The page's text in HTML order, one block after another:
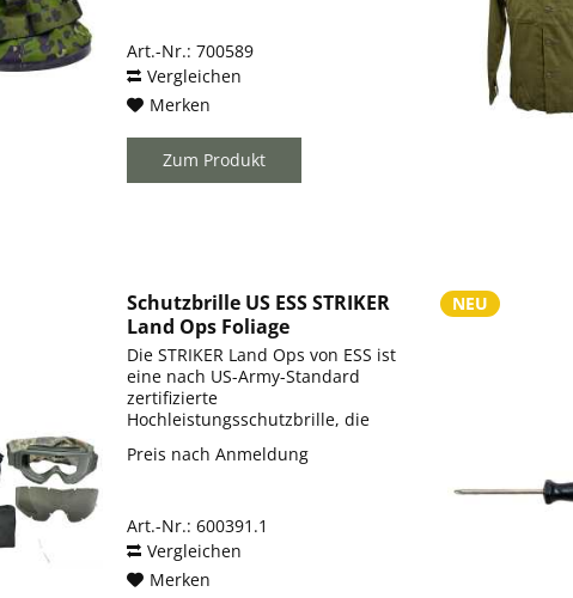
Art.-Nr.: 700589
Vergleichen
Merken
Zum Produkt
Schutzbrille US ESS STRIKER
Land Ops Foliage
Die STRIKER Land Ops von ESS ist
eine nach US-Army-Standard
zertifizierte
Hochleistungsschutzbrille, die
Bodeneinsatz entwickelt wurde.
militärische Robustheit...
Preis nach Anmeldung
Art.-Nr.: 600391.1
Vergleichen
Merken
NEU